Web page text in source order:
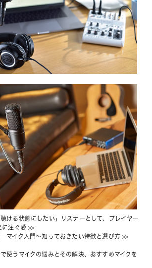
聴ける状態にしたい」リスナーとして、プレイヤー
注ぐ愛 >>
マイク入門〜知っておきたい特徴と選び方 >>
で使うマイクの悩みとその解決、おすすめマイクを